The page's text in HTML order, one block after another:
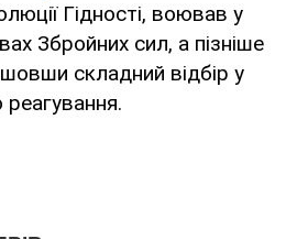
Гідності, воював у
Збройних сил, а пізніше
складний відбір у